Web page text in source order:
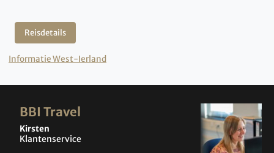
Reisdetails
Informatie West-Ierland
BBI Travel
Kirsten
Klantenservice